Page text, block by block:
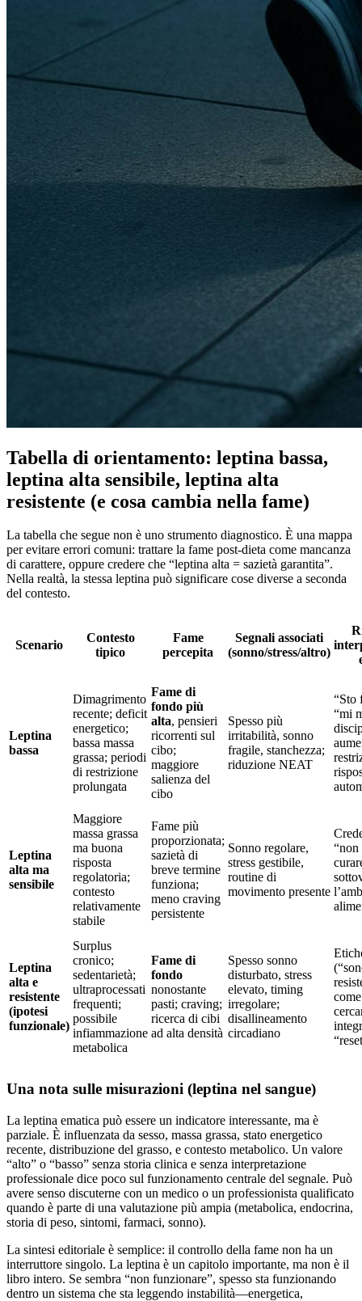
Tabella di orientamento: leptina bassa,
leptina alta sensibile, leptina alta
resistente (e cosa cambia nella fame)
La tabella che segue non è uno strumento diagnostico. È una mappa
per evitare errori comuni: trattare la fame post-dieta come mancanza
di carattere, oppure credere che “leptina alta = sazietà garantita”.
Nella realtà, la stessa leptina può significare cose diverse a seconda
del contesto.
Scenario
Contesto
tipico
Fame
percepita
Segnali associati
(sonno/stress/altro)
Leptina
bassa
Dimagrimento
recente; deficit
energetico;
bassa massa
grassa; periodi
di restrizione
prolungata
Fame di
fondo più
alta, pensieri
ricorrenti sul
cibo;
maggiore
salienza del
cibo
Spesso più
irritabilità, sonno
fragile, stanchezza;
riduzione NEAT
“Sto
“mi
Leptina
alta ma
sensibile
Maggiore
massa grassa
ma buona
risposta
regolatoria;
contesto
relativamente
stabile
Fame più
proporzionata;
sazietà di
breve termine
funziona;
meno craving
persistente
Sonno regolare,
stress gestibile,
routine di
movimento presente
“non
Leptina
alta e
resistente
(ipotesi
funzionale)
Surplus
cronico;
sedentarietà;
ultraprocessati
frequenti;
possibile
infiammazione
metabolica
Fame di
fondo
nonostante
pasti; craving;
ricerca di cibi
ad alta densità
Spesso sonno
disturbato, stress
elevato, timing
irregolare;
disallineamento
circadiano
Una nota sulle misurazioni (leptina nel sangue)
La leptina ematica può essere un indicatore interessante, ma è
parziale. È influenzata da sesso, massa grassa, stato energetico
recente, distribuzione del grasso, e contesto metabolico. Un valore
“alto” o “basso” senza storia clinica e senza interpretazione
professionale dice poco sul funzionamento centrale del segnale. Può
avere senso discuterne con un medico o un professionista qualificato
quando è parte di una valutazione più ampia (metabolica, endocrina,
storia di peso, sintomi, farmaci, sonno).
La sintesi editoriale è semplice: il controllo della fame non ha un
interruttore singolo. La leptina è un capitolo importante, ma non è il
libro intero. Se sembra “non funzionare”, spesso sta funzionando
dentro un sistema che sta leggendo instabilità—energetica,